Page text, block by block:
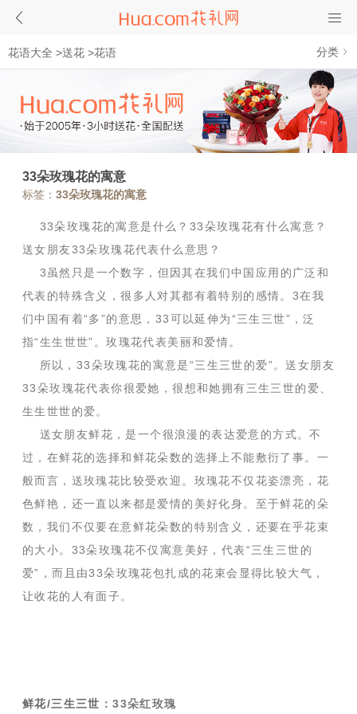
花语大全 >送花 >花语 分类
33朵玫瑰花的寓意
标签： 33朵玫瑰花的寓意
33朵玫瑰花的寓意是什么？33朵玫瑰花有什么寓意？
送女朋友33朵玫瑰花代表什么意思？
3虽然只是一个数字，但因其在我们中国应用的广泛和
代表的特殊含义，很多人对其都有着特别的感情。3在我
们中国有着“多”的意思，33可以延伸为“三生三世”，泛
指“生生世世”。玫瑰花代表美丽和爱情。
所以，33朵玫瑰花的寓意是“三生三世的爱”。送女朋友
33朵玫瑰花代表你很爱她，很想和她拥有三生三世的爱、
生生世世的爱。
送女朋友鲜花，是一个很浪漫的表达爱意的方式。不
过，在鲜花的选择和鲜花朵数的选择上不能敷衍了事。一
般而言，送玫瑰花比较受欢迎。玫瑰花不仅花姿漂亮，花
色鲜艳，还一直以来都是爱情的美好化身。至于鲜花的朵
数，我们不仅要在意鲜花朵数的特别含义，还要在乎花束
的大小。33朵玫瑰花不仅寓意美好，代表“三生三世的
爱”，而且由33朵玫瑰花包扎成的花束会显得比较大气，
让收花的人有面子。
鲜花/三生三世 ：33朵红玫瑰